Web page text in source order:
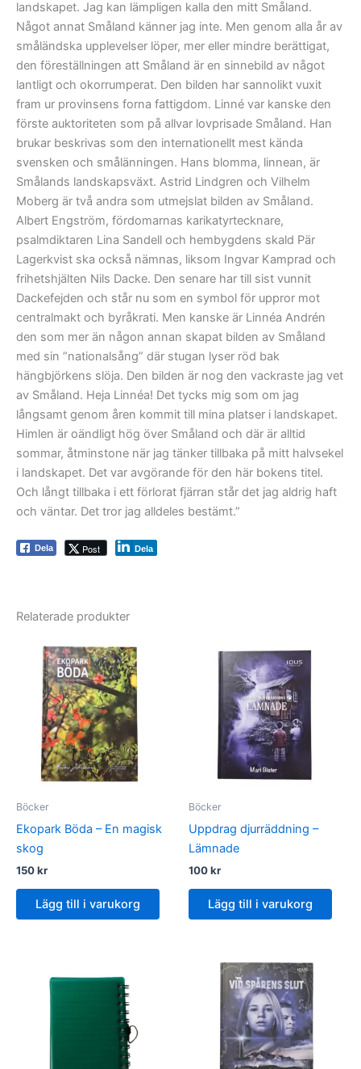
landskapet. Jag kan lämpligen kalla den mitt Småland.
Något annat Småland känner jag inte. Men genom alla år av
småländska upplevelser löper, mer eller mindre berättigat,
den föreställningen att Småland är en sinnebild av något
lantligt och okorrumperat. Den bilden har sannolikt vuxit
fram ur provinsens forna fattigdom. Linné var kanske den
förste auktoriteten som på allvar lovprisade Småland. Han
brukar beskrivas som den internationellt mest kända
svensken och smålänningen. Hans blomma, linnean, är
Smålands landskapsväxt. Astrid Lindgren och Vilhelm
Moberg är två andra som utmejslat bilden av Småland.
Albert Engström, fördomarnas karikatyrtecknare,
psalmdiktaren Lina Sandell och hembygdens skald Pär
Lagerkvist ska också nämnas, liksom Ingvar Kamprad och
frihetshjälten Nils Dacke. Den senare har till sist vunnit
Dackefejden och står nu som en symbol för uppror mot
centralmakt och byråkrati. Men kanske är Linnéa Andrén
den som mer än någon annan skapat bilden av Småland
med sin ”nationalsång” där stugan lyser röd bak
hängbjörkens slöja. Den bilden är nog den vackraste jag vet
av Småland. Heja Linnéa! Det tycks mig som om jag
långsamt genom åren kommit till mina platser i landskapet.
Himlen är oändligt hög över Småland och där är alltid
sommar, åtminstone när jag tänker tillbaka på mitt halvsekel
i landskapet. Det var avgörande för den här bokens titel.
Och långt tillbaka i ett förlorat fjärran står det jag aldrig haft
och väntar. Det tror jag alldeles bestämt.”
Dela Post Dela
Relaterade produkter
Böcker
Ekopark Böda – En magisk
skog
150kr
Lägg till i varukorg
Böcker
Uppdrag djurräddning –
Lämnade
100kr
Lägg till i varukorg